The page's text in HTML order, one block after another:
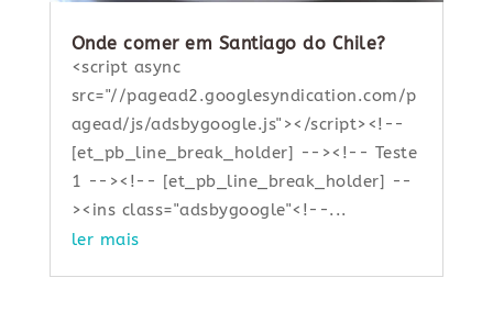
Onde comer em Santiago do Chile?
<script async
src="//pagead2.googlesyndication.com/p
agead/js/adsbygoogle.js"></script><!--
[et_pb_line_break_holder] --><!-- Teste
1 --><!-- [et_pb_line_break_holder] --
><ins class="adsbygoogle"<!--...
ler mais